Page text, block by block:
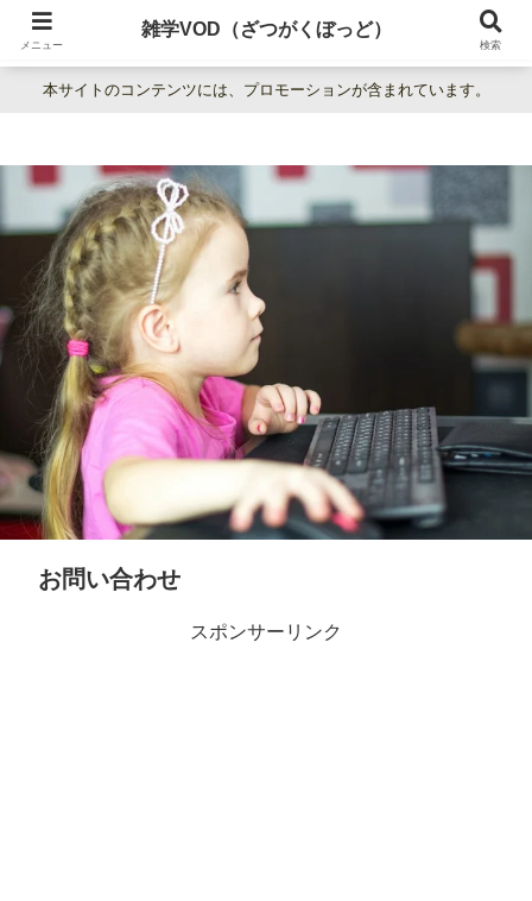
暮らしの疑問をわかりやすく解説。日常の「なぜ？」を楽しく学べる雑学百科
本サイトのコンテンツには、プロモーションが含まれています。
お問い合わせ
スポンサーリンク
メニュー
雑学VOD（ざつがくぼっど）
検索